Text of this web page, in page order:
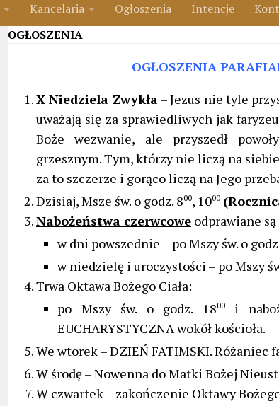
Kancelaria Ogłoszenia Intencje
OGŁOSZENIA
OGŁOSZENIA
X Niedziela Zwykła– Jezus nie tyle
uważają się za sprawiedliwych jak
Boże wezwanie, ale przyszedł
grzesznym. Tym, którzy nie liczą na
za to szczerze i gorąco liczą na Jego
Dzisiaj, Msze św. o godz. 800, 1000
Nabożeństwa czerwcowe odprawiane
w dni powszednie – po Mszy św. o
w niedzielę i uroczystości – po Mszy
Trwa Oktawa Bożego Ciała:
po Mszy św. o godz. 1800i
EUCHARYSTYCZNA wokół kościoła.
We wtorek – DZIEŃ FATIMSKI. Różaniec
W środę – Nowenna do Matki Bożej
W czwartek – zakończenie Oktawy